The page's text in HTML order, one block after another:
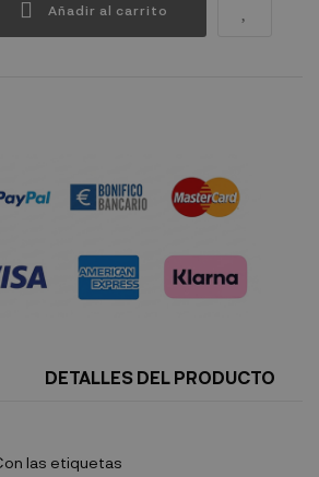
Añadir al carrito
DETALLES DEL PRODUCTO
las etiquetas